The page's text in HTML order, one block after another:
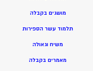
מושגים בקבלה
תלמוד עשר הספירות
משיח וגאולה
מאמרים בקבלה